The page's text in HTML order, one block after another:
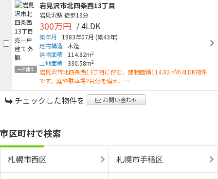
一戸建て
岩見沢市北四条西13丁目
岩見沢駅 徒歩19分
300万円 / 4LDK
築年月 1983年07月 (築43年)
建物構造 木造
建物面積
114.82m2
土地面積 330.58m2
岩見沢市北四条西13丁目に佇む、建物面積114.82㎡の4LDK物件
です。庭や駐車場2台分を備え、…
チェックした物件を お問い合わせ
市区町村で検索
札幌市西区 札幌市手稲区